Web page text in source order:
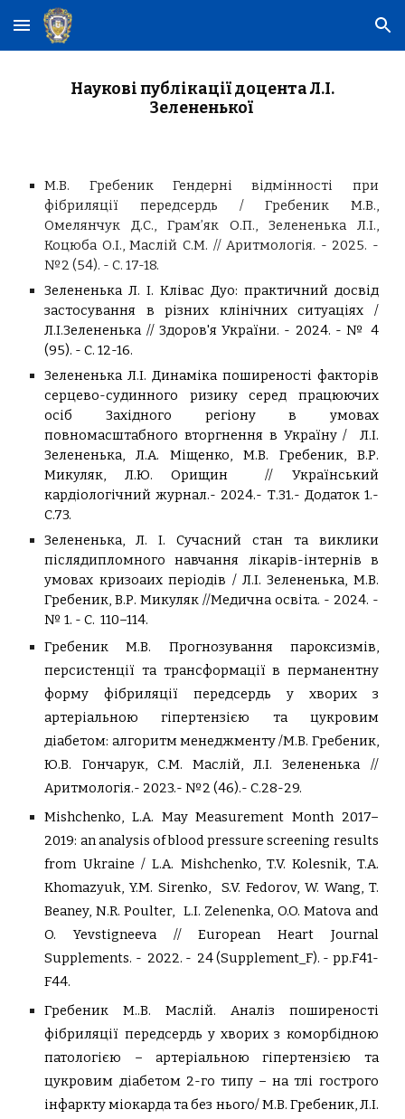
Skip to main content Skip to navigation
Наукові публікації доцента Л.І.
Зелененької
М.В. Гребеник Гендерні відмінності при
фібриляції передсердь / Гребеник М.В.,
Омелянчук Д.С., Грам’як О.П., Зелененька Л.І.,
Коцюба О.І., Маслій С.М. // Аритмологія. - 2025. -
№2 (54). - С. 17-18.
Зелененька Л. І. Клівас Дуо: практичний досвід
застосування в різних клінічних ситуаціях /
Л.І.Зелененька // Здоров'я України. - 2024. - № 4
(95). - С. 12-16.
Зелененька Л.І. Динаміка поширеності факторів
серцево-судинного ризику серед працюючих
осіб Західного регіону в умовах
повномасштабного вторгнення в Україну / Л.І.
Зелененька, Л.А. Міщенко, М.В. Гребеник, В.Р.
Микуляк, Л.Ю. Орищин // Український
кардіологічний журнал.- 2024.- Т.31.- Додаток 1.-
С.73.
Зелененька, Л. І. Сучасний стан та виклики
післядипломного навчання лікарів-інтернів в
умовах кризоаих періодів / Л.І. Зелененька, М.В.
Гребеник, В.Р. Микуляк //Медична освіта. - 2024. -
№1. - С. 110–114.
Гребеник М.В. Прогнозування пароксизмів,
персистенції та трансформації в перманентну
форму фібриляції передсердь у хворих з
артеріальною гіпертензією та цукровим
діабетом: алгоритм менеджменту /М.В. Гребеник,
Ю.В. Гончарук, С.М. Маслій, Л.І. Зелененька//
Аритмологія.- 2023.- №2 (46).- С.28-29.
Mishchenko, L.A. May Measurement Month 2017–
2019: an analysis of blood pressure screening results
from Ukraine / L.A. Mishchenko, T.V. Kolesnik, T.A.
Khomazyuk, Y.M. Sirenko, S.V. Fedorov, W. Wang, T.
Beaney, N.R. Poulter, L.I. Zelenenka, O.O. Matova and
O. Yevstigneeva // European Heart Journal
Supplements. - 2022. - 24 (Supplement_F). - pp.F41-
F44.
Гребеник М..В. Маслій. Аналіз поширеності
фібриляції передсердь у хворих з коморбідною
патологією – артеріальною гіпертензією та
цукровим діабетом 2-го типу – на тлі гострого
інфаркту міокарда та без нього/М.В. Гребеник, Л.І.